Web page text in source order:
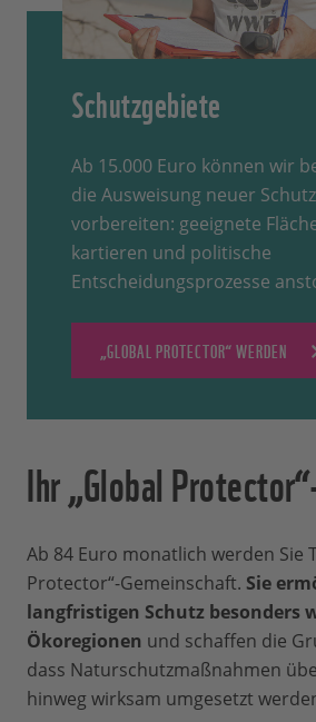
Schutzgebiete
Ab 15.000 Euro können wir
die Ausweisung neuer
vorbereiten: geeignete
kartieren und politische
Entscheidungsprozesse
„GLOBAL PROTECTOR“ WERDEN
Ihr „Global
Ab 84 Euro monatlich werden Sie
Protector“-Gemeinschaft. Sie
langfristigen Schutz besonders
Ökoregionen und schaffen die
dass Naturschutzmaßnahmen
hinweg wirksam umgesetzt